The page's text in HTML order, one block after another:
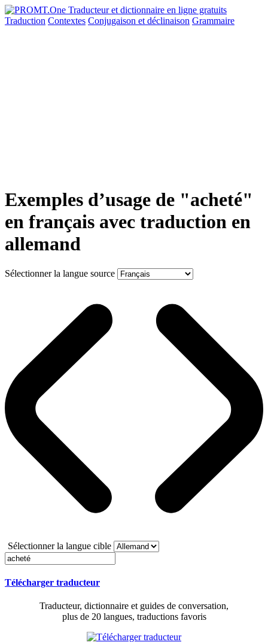
Traduction Contextes Conjugaison et déclinaison Grammaire
Exemples d’usage de "acheté"
en français avec traduction en
allemand
Sélectionner la langue source
Sélectionner la langue cible
Télécharger traducteur
Traducteur, dictionnaire et guides de conversation,
plus de 20 langues, traductions favoris